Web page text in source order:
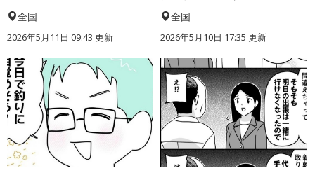
全国
2026年5月11日 09:43 更新
全国
2026年5月10日 17:35 更新